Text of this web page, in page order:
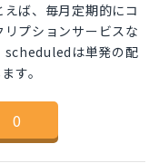
ば、毎月定期的にコ
プションサービスな
scheduledは単発の配
す。
0